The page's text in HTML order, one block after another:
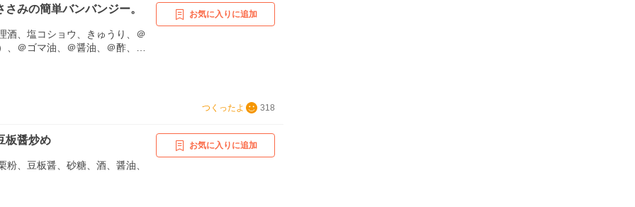
さみの簡単バンバンジー。
酒、塩コショウ、きゅうり、＠
、＠ゴマ油、＠醤油、＠酢、＠
お気に入りに追加
つくったよ 318
板醤炒め
粉、豆板醤、砂糖、酒、醤油、
お気に入りに追加